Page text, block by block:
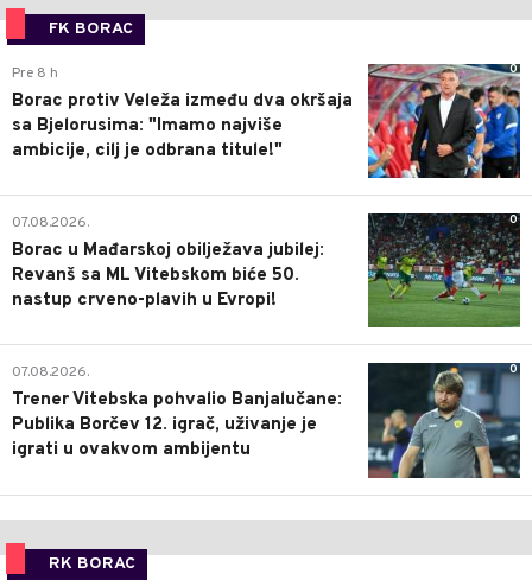
FK BORAC
0
Pre 8 h
Borac protiv Veleža između dva okršaja
sa Bjelorusima: "Imamo najviše
ambicije, cilj je odbrana titule!"
0
07.08.2026.
Borac u Mađarskoj obilježava jubilej:
Revanš sa ML Vitebskom biće 50.
nastup crveno-plavih u Evropi!
0
07.08.2026.
Trener Vitebska pohvalio Banjalučane:
Publika Borčev 12. igrač, uživanje je
igrati u ovakvom ambijentu
RK BORAC